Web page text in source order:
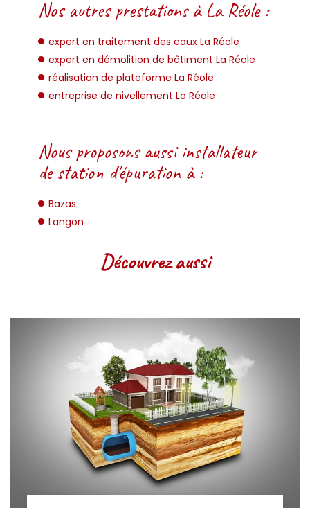
Nos autres prestations à La Réole :
expert en traitement des eaux La Réole
expert en démolition de bâtiment La Réole
réalisation de plateforme La Réole
entreprise de nivellement La Réole
Nous proposons aussi installateur
de station d'épuration à :
Bazas
Langon
Découvrez aussi